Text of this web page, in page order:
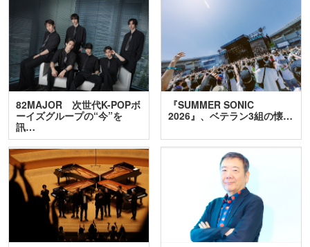
82MAJOR 次世代K-POPボ
ーイズグループの“今”を
訊…
『SUMMER SONIC
2026』、ベテラン3組の懐…